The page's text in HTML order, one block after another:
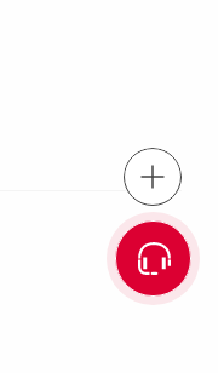
tel.: +420 604
kontakt na